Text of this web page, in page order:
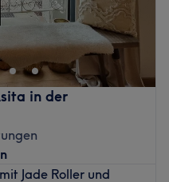
Skin in Berlin-
eine positive
wird rundum etwas für
bei diesem
eine Kombination von
und natürlichen
du die U-Bahnhaltestelle
in der
Jade Roller und